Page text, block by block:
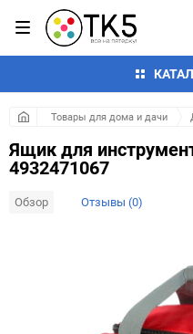
Товары для дома и дачи
Ящик для
4932471067
Обзор Отзывы (0)